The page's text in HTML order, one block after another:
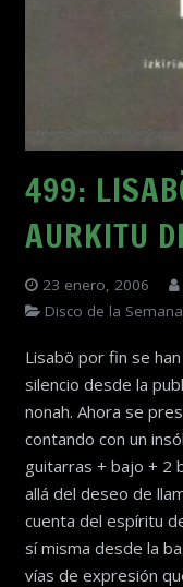
499:
AURKITU
23 enero, 2006
Disco de la Semana
Lisabö por fin se
silencio desde la
nonah. Ahora se
contando con un
guitarras + bajo + 2
allá del deseo de
cuenta del espíritu
sí misma desde la
vías de expresión